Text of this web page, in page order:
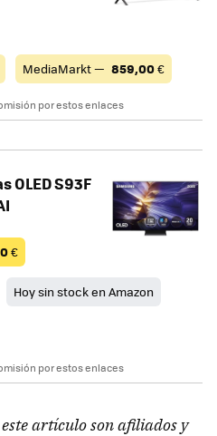
MediaMarkt — 859,00€
por estos enlaces
OLED S93F
€
Hoy sin stock en Amazon
por estos enlaces
artículo son afiliados y